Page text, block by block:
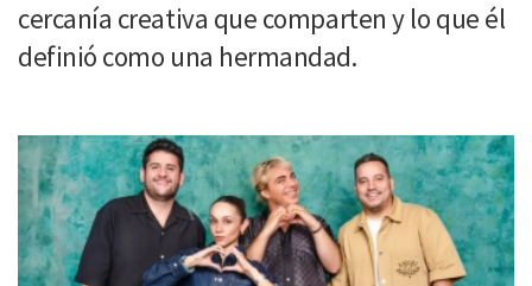
cercanía creativa que comparten y lo que él
definió como una hermandad.